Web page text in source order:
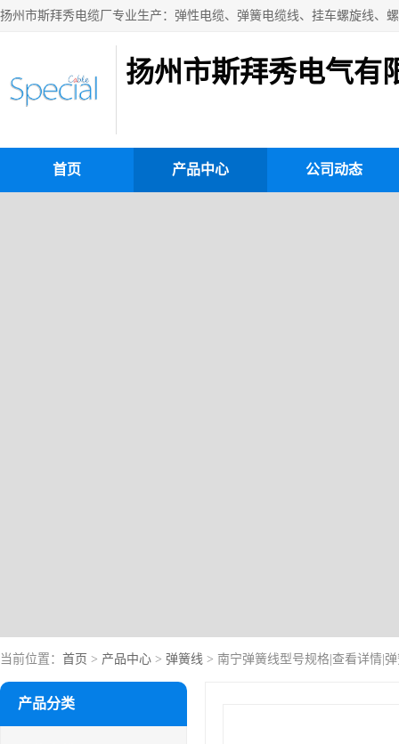
扬州市斯拜秀电气有
首页 产品中心 公司动态
当前位置： 首页 > 产品中心 > 弹簧线 > 南宁弹簧线型号规格|查看详情|
产品分类